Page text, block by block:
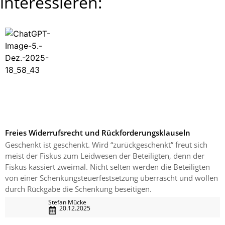
Freies Widerrufsrecht und Rückforderungsklauseln
Geschenkt ist geschenkt. Wird “zurückgeschenkt” freut sich
meist der Fiskus zum Leidwesen der Beteiligten, denn der
Fiskus kassiert zweimal. Nicht selten werden die Beteiligten
von einer Schenkungsteuerfestsetzung überrascht und wollen
durch Rückgabe die Schenkung beseitigen.
Stefan Mücke
20.12.2025